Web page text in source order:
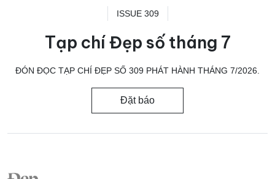
ISSUE 309
Tạp chí Đẹp số tháng 7
ĐÓN ĐỌC TẠP CHÍ ĐẸP SỐ 309 PHÁT HÀNH THÁNG 7/2026.
Đặt báo